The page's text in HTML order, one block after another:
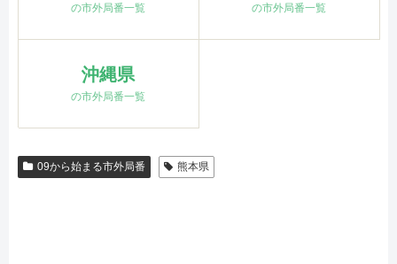
の市外局番一覧 の市外局番一覧
沖縄県
の市外局番一覧
09から始まる市外局番 熊本県